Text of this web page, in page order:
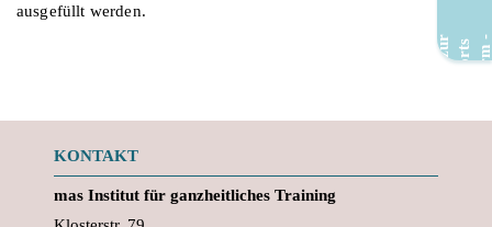
ausgefüllt werden.
KONTAKT
mas Institut für ganzheitliches Training